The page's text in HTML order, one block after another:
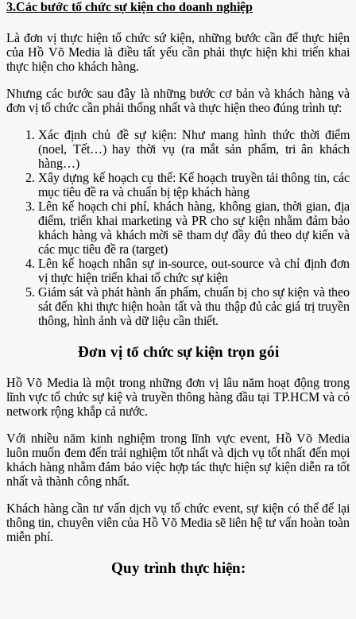
3.Các bước tổ chức sự kiện cho doanh nghiệp
Là đơn vị thực hiện tổ chức sứ kiện, những bước cần để thực hiện
của Hồ Võ Media là điều tất yếu cần phải thực hiện khi triển khai
thực hiện cho khách hàng.
Nhưng các bước sau đây là những bước cơ bản và khách hàng và
đơn vị tổ chức cần phải thống nhất và thực hiện theo đúng trình tự:
Xác định chủ đề sự kiện: Như mang hình thức thời điểm
(noel, Tết…) hay thời vụ (ra mắt sản phẩm, tri ân khách
hàng…)
Xây dựng kế hoạch cụ thể: Kế hoạch truyền tải thông tin, các
mục tiêu đề ra và chuẩn bị tệp khách hàng
Lên kế hoạch chi phí, khách hàng, không gian, thời gian, địa
điểm, triển khai marketing và PR cho sự kiện nhằm đảm bảo
khách hàng và khách mời sẽ tham dự đầy đủ theo dự kiến và
các mục tiêu đề ra (target)
Lên kế hoạch nhân sự in-source, out-source và chỉ định đơn
vị thực hiện triển khai tổ chức sự kiện
Giám sát và phát hành ấn phẩm, chuẩn bị cho sự kiện và theo
sát đến khi thực hiện hoàn tất và thu thập đủ cảc giá trị truyền
thông, hình ảnh và dữ liệu cần thiết.
Đơn vị tổ chức sự kiện trọn gói
Hồ Võ Media là một trong những đơn vị lâu năm hoạt động trong
lĩnh vực tổ chức sự kiệ và truyền thông hàng đầu tại TP.HCM và có
network rộng khắp cả nước.
Với nhiều năm kinh nghiệm trong lĩnh vực event, Hồ Võ Media
luôn muốn đem đến trải nghiệm tốt nhất và dịch vụ tốt nhất đến mọi
khách hàng nhằm đảm bảo việc hợp tác thực hiện sự kiện diễn ra tốt
nhất và thành công nhất.
Khách hàng cần tư vấn dịch vụ tổ chức event, sự kiện có thể để lại
thông tin, chuyên viên của Hồ Võ Media sẽ liên hệ tư vấn hoàn toàn
miễn phí.
Quy trình thực hiện: